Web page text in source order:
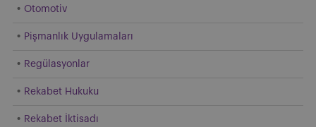
Otomotiv
Pişmanlık Uygulamaları
Regülasyonlar
Rekabet Hukuku
Rekabet İktisadı